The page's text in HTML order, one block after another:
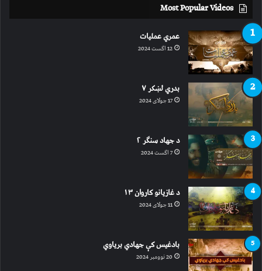
Most Popular Videos
عمري عملیات
12 اگست 2024
بدري لښکر ۷
17 جولای 2024
د جهاد سنګر ۲
7 اگست 2024
د غازیانو کاروان ۱۳
11 جولای 2024
بادغیس کې جهادي بریاوي
20 نوومبر 2024